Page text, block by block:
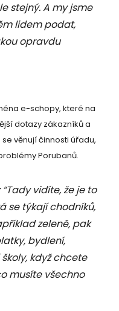
stejný. A my jsme
lidem podat,
opravdu
e-schopy, které na
dotazy zákazníků a
věnují činnosti úřadu,
Porubanů.
vidíte, že je to
se týkají chodníků,
zeleně, pak
bydlení,
když chcete
musíte všechno